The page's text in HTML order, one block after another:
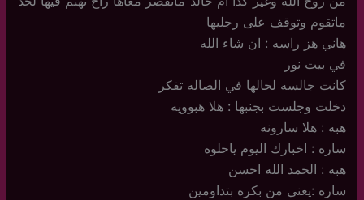
ماتقوم وتوقف على رجليها
هاني هز راسه : ان شاء الله
في بيت نور
كانت جالسه لحالها في الصاله تفكر
دخلت وجلست بجنبها : هلا هبوويه
هبه : هلا سارونه
ساره : اخبارك اليوم ياحلوه
هبه : الحمد الله احسن
ساره :يعني من بكره بتداومين